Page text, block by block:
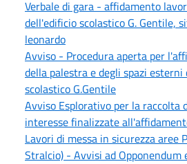
Verbale di gara - affidamento
dell'edificio scolastico G. Gentile,
leonardo
Avviso - Procedura aperta per
della palestra e degli spazi
scolastico G.Gentile
Avviso Esplorativo per la raccolta
interesse finalizzate
Lavori di messa in sicurezza aree
Stralcio) - Avvisi ad Opponendum